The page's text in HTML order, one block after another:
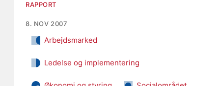
RAPPORT
8. NOV 2007
Arbejdsmarked
Ledelse og implementering